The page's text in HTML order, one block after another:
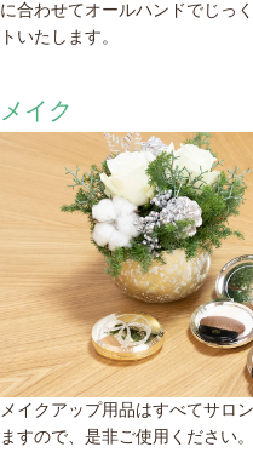
に合わせてオールハンドでじっ
トいたします。
メイク
メイクアップ用品はすべてサロ
ますので、是非ご使用ください。